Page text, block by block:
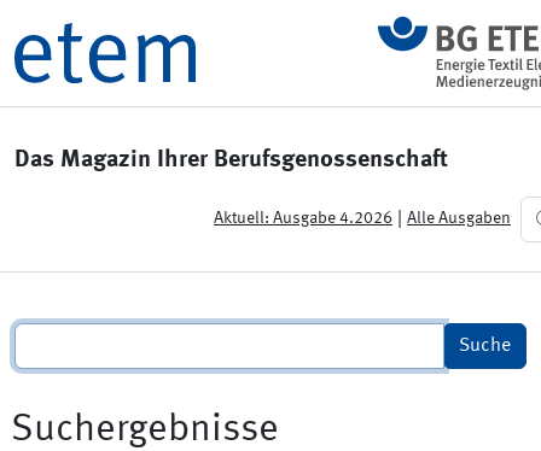
Das Magazin Ihrer Berufsgenossenschaft
Aktuell: Ausgabe 4.2026 Alle Ausgaben
Suchergebnisse